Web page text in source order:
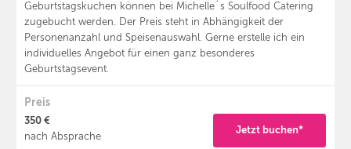
Geburtstagskuchen können bei Michelle´s Soulfood Catering
zugebucht werden. Der Preis steht in Abhängigkeit der
Personenanzahl und Speisenauswahl. Gerne erstelle ich ein
individuelles Angebot für einen ganz besonderes
Geburtstagsevent.
Preis
350 €
nach Absprache
Jetzt buchen*